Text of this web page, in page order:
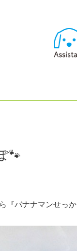
🐾
『バナナマンせっ